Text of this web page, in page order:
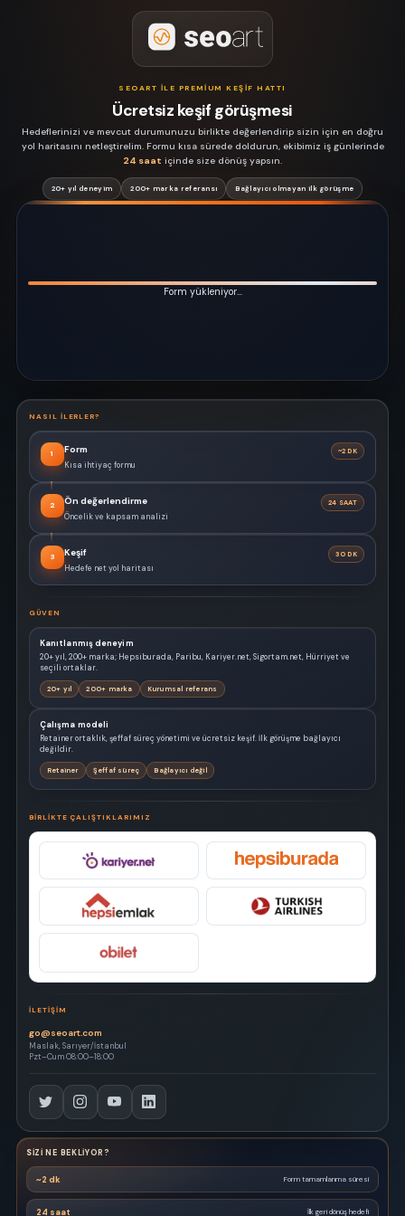
SEOART ILE PREMIUM KEŞIF HATTI
Ücretsiz keşif görüşmesi
Hedeflerinizi ve mevcut durumunuzu birlikte değerlendirip sizin için en doğru
yol haritasını netleştirelim. Formu kısa sürede doldurun, ekibimiz iş günlerinde
24 saat içinde size dönüş yapsın.
20+ yıl deneyim 200+ marka referansı Bağlayıcı olmayan ilk görüşme
Form yükleniyor…
NASIL ILERLER?
1 Form ~2 DK
Kısa ihtiyaç formu
2 Ön değerlendirme 24 SAAT
Öncelik ve kapsam analizi
3 Keşif 30 DK
Hedefe net yol haritası
GÜVEN
Kanıtlanmış deneyim
20+ yıl, 200+ marka; Hepsiburada, Paribu, Kariyer.net, Sigortam.net, Hürriyet ve
seçili ortaklar.
20+ yıl 200+ marka Kurumsal referans
Çalışma modeli
Retainer ortaklık, şeffaf süreç yönetimi ve ücretsiz keşif. İlk görüşme bağlayıcı
değildir.
Retainer Şeffaf süreç Bağlayıcı değil
BIRLIKTE ÇALIŞTIKLARIMIZ
İLETIŞIM
go@seoart.com
Maslak, Sarıyer/İstanbul
Pzt–Cum 08:00–18:00
SIZI NE BEKLIYOR?
~2 dk Form tamamlanma süresi
24 saat İlk geri dönüş hedefi